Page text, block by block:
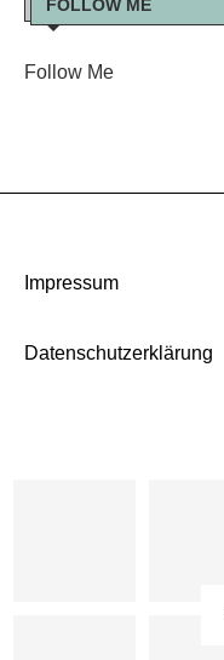
FOLLOW ME
Follow Me
Impressum
Datenschutzerklärung